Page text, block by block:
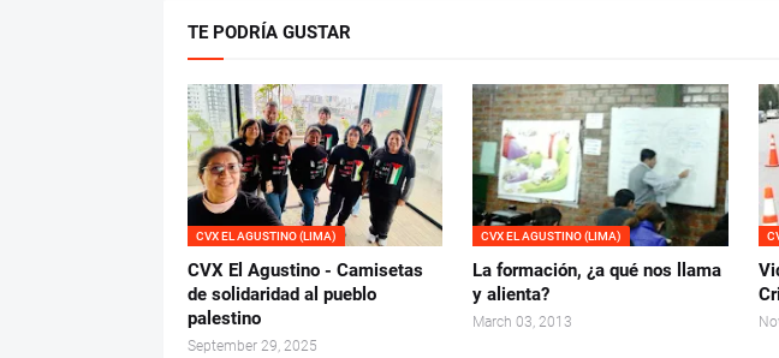
TE PODRÍA GUSTAR
CVX EL AGUSTINO (LIMA)
CVX El Agustino - Camisetas
de solidaridad al pueblo
palestino
September 29, 2025
CVX EL AGUSTINO (LIMA)
La formación, ¿a qué nos llama
y alienta?
March 03, 2013